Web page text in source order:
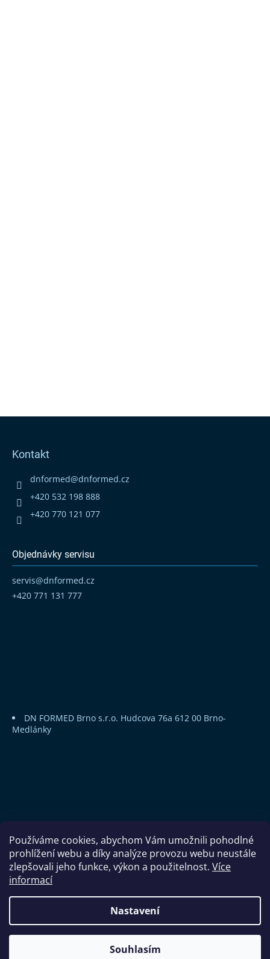
Používáme cookies, abychom Vám umožnili pohodlné
prohlížení webu a díky analýze provozu webu neustále
zlepšovali jeho funkce, výkon a použitelnost. Více
informací
Nastavení
Souhlasím
Kontakt
dnformed@dnformed.cz
+420 532 198 888
+420 770 121 077
Objednávky servisu
servis@dnformed.cz
+420 771 131 777
DN FORMED Brno s.r.o. Hudcova 76a 612 00 Brno-
Medlánky
Vytvořil Shoptet
DN FORMED Brno s.r.o.
vyhrazena.